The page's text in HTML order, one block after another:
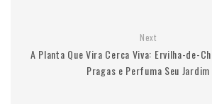
Next
A Planta Que Vira Cerca Viva: Ervilha-de-
Pragas e Perfuma Seu Jardim